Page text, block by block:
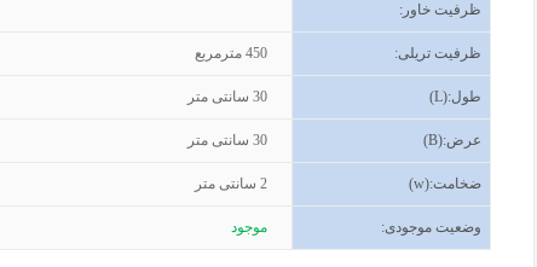
ظرفیت خاور :
ظرفیت تریلی:
450 مترمربع
طول(L):
30 سانتی متر
عرض(B):
30 سانتی متر
ضخامت(w):
2 سانتی متر
وضعیت موجودی: موجود